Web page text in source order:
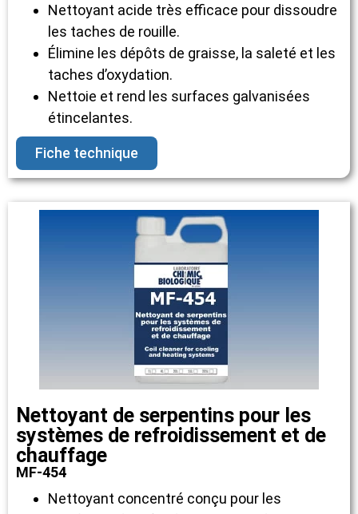
Nettoyant acide très efficace pour dissoudre
les taches de rouille.
Élimine les dépôts de graisse, la saleté et les
taches d’oxydation.
Nettoie et rend les surfaces galvanisées
étincelantes.
Fiche technique
Nettoyant de serpentins pour les
systèmes de refroidissement et de
chauffage
MF-454
Nettoyant concentré conçu pour les